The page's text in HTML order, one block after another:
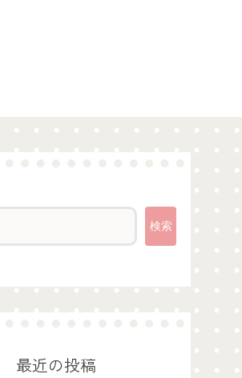
検索
最近の投稿